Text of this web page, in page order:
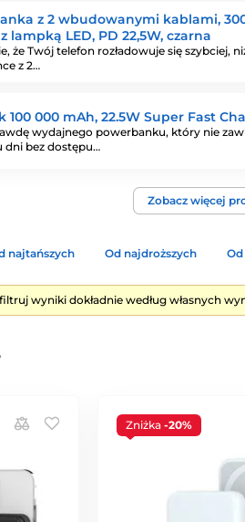
z 2 wbudowanymi kablami,
lampką LED, PD 22,5W, czarna
że Twój telefon rozładowuje się szybciej,
z 2…
100 000 mAh, 22.5W Super Fast
wydajnego powerbanku, który nie
dni bez dostępu…
Zobacz więcej
najtańszych Od najdroższych
wyniki dokładnie według własnych
Zniżka -20%